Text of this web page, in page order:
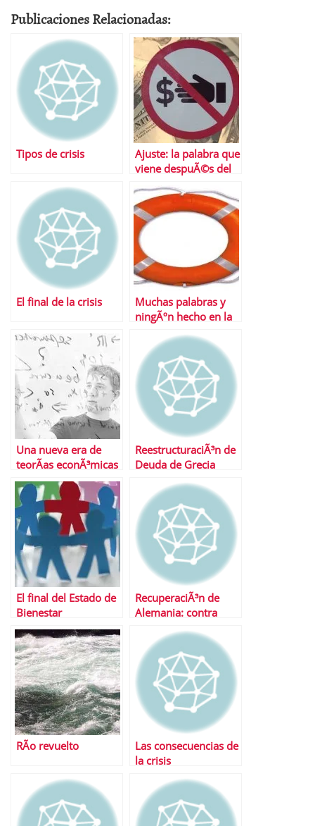
Publicaciones Relacionadas:
Tipos de crisis
Ajuste: la palabra que
viene despuÃ©s del
dÃ©ficit
El final de la crisis
Muchas palabras y
ningÃºn hecho en la
bancaria
Una nueva era de
teorÃ­as econÃ³micas
ReestructuraciÃ³n de
Deuda de Grecia
El final del Estado de
Bienestar
RecuperaciÃ³n de
Alemania: contra
RÃ­o revuelto
Las consecuencias de
la crisis